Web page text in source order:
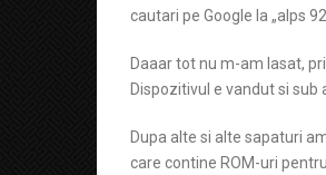
cautari pe Google la „alps
Daaar tot nu m-am lasat,
Dispozitivul e vandut si sub
Dupa alte si alte sapaturi
care contine ROM-uri